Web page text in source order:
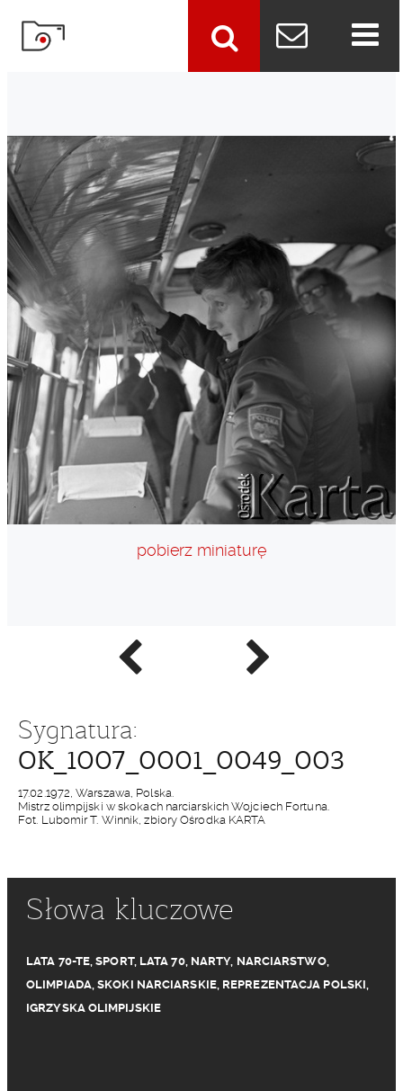
Poprzednie
zdjęcie
Następne
zdjęcie
pobierz miniaturę
Sygnatura:
OK_1007_0001_0049_003
17.02.1972, Warszawa, Polska.
Mistrz olimpijski w skokach narciarskich Wojciech Fortuna.
Fot. Lubomir T. Winnik, zbiory Ośrodka KARTA
Słowa kluczowe
LATA 70-TE,SPORT, LATA 70, NARTY, NARCIARSTWO,
OLIMPIADA,SKOKI NARCIARSKIE, REPREZENTACJA POLSKI,
IGRZYSKA OLIMPIJSKIE